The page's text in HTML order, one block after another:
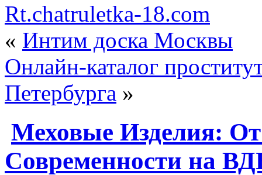
Rt.chatruletka-18.com
« Интим доска Москвы
Онлайн-каталог
Петербурга »
Меховые Изделия:
Современности на